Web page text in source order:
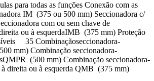
para todas as funções Conexão com as
IM (375 ou 500 mm) Seccionadora c/
com ou sem chave de
ou à esquerdaIMB (375 mm) Proteção
35 Combinaçãoseccionadora-
mm) Combinação seccionadora-
(500 mm) Combinação seccionadora-
direita ou à esquerda QMB (375 mm)